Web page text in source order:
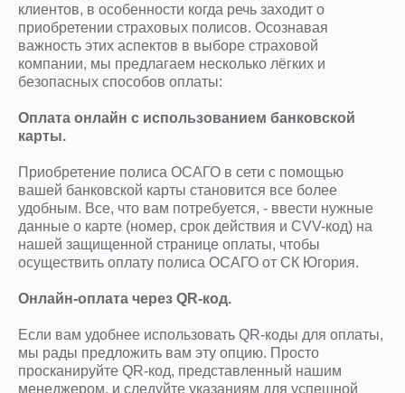
клиентов, в особенности когда речь заходит о
приобретении страховых полисов. Осознавая
важность этих аспектов в выборе страховой
компании, мы предлагаем несколько лёгких и
безопасных способов оплаты:
Оплата онлайн с использованием банковской
карты.
Приобретение полиса ОСАГО в сети с помощью
вашей банковской карты становится все более
удобным. Все, что вам потребуется, - ввести нужные
данные о карте (номер, срок действия и CVV-код) на
нашей защищенной странице оплаты, чтобы
осуществить оплату полиса ОСАГО от СК Югория.
Онлайн-оплата через QR-код.
Если вам удобнее использовать QR-коды для оплаты,
мы рады предложить вам эту опцию. Просто
просканируйте QR-код, представленный нашим
менеджером, и следуйте указаниям для успешной